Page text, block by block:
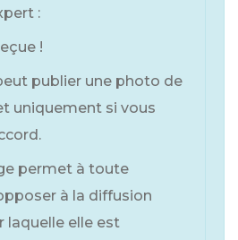
:
!
publier une photo de
uniquement si vous
permet à toute
à la diffusion
laquelle elle est